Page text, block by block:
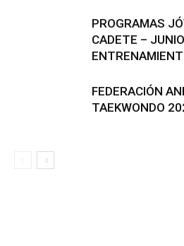
PROGRAMAS
CADETE –
FEDERACIÓN
TAEKWONDO